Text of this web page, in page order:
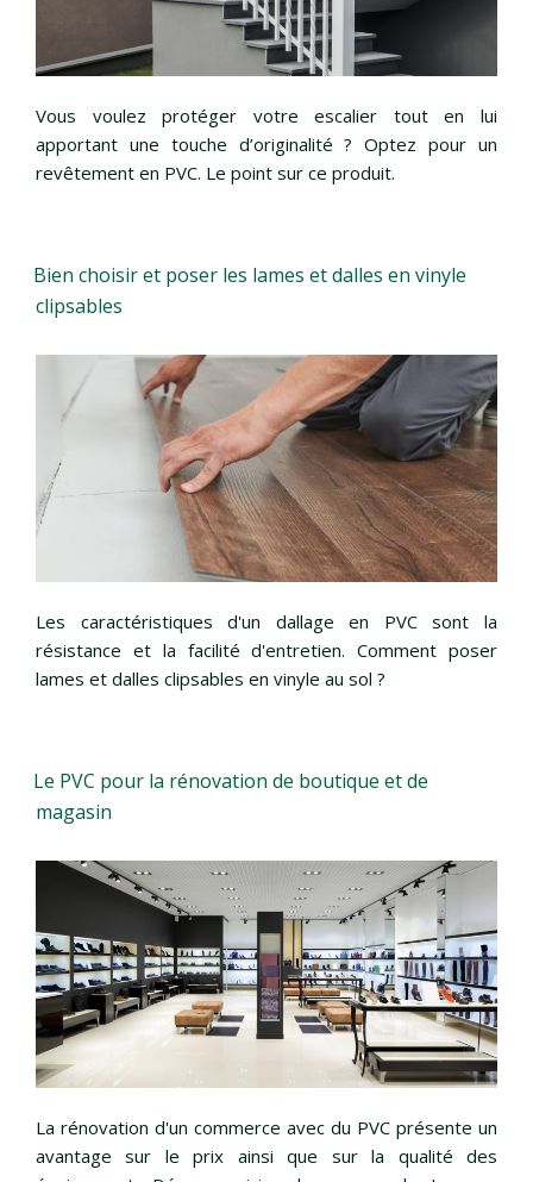
Vous voulez protéger votre escalier tout en lui
apportant une touche d’originalité ? Optez pour un
revêtement en PVC. Le point sur ce produit.
Bien choisir et poser les lames et dalles en vinyle
clipsables
Les caractéristiques d'un dallage en PVC sont la
résistance et la facilité d'entretien. Comment poser
lames et dalles clipsables en vinyle au sol ?
Le PVC pour la rénovation de boutique et de
magasin
La rénovation d'un commerce avec du PVC présente un
avantage sur le prix ainsi que sur la qualité des